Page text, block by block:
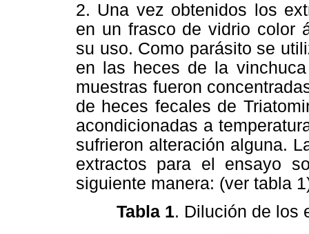
2. Una vez obtenidos los
en un frasco de vidrio color
su uso. Como parásito se
en las heces de la
muestras fueron
de heces fecales de
acondicionadas a
sufrieron alteración alguna.
extractos para el ensayo
siguiente manera: (ver tabla
Tabla 1. Dilución de los